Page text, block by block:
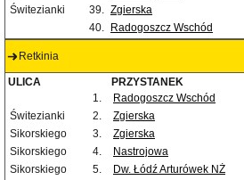
Świtezianki
39. Zgierska
40.
Radogoszcz Wschód
Retkinia
ULICA PRZYSTANEK
1.
Radogoszcz Wschód
Świtezianki
2. Zgierska
Sikorskiego
3. Zgierska
Sikorskiego
4. Nastrojowa
Sikorskiego
5. Dw. Łódź Arturówek NŻ